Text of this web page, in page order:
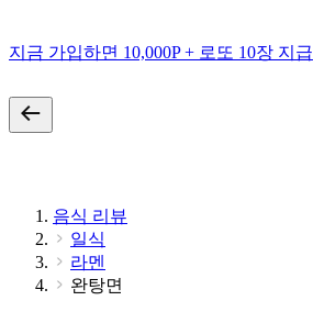
지금 가입하면 10,000P + 로또 10장 지급
음식 리뷰
일식
라멘
완탕면